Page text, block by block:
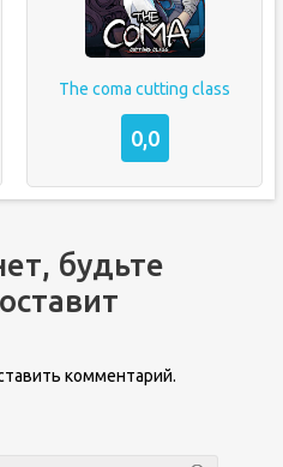
The coma cutting class
0,0
будьте
комментарий.